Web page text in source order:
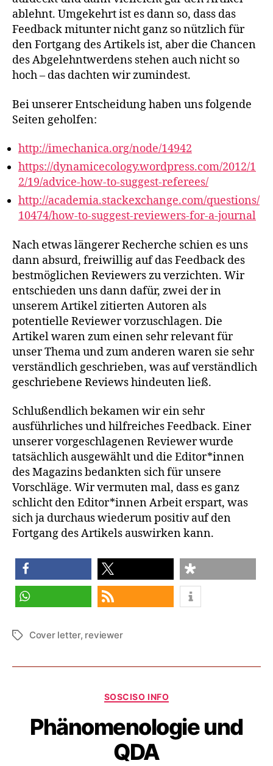
ablehnt. Umgekehrt ist es dann so, dass das
Feedback mitunter nicht ganz so nützlich für
den Fortgang des Artikels ist, aber die Chancen
des Abgelehntwerdens stehen auch nicht so
hoch – das dachten wir zumindest.
Bei unserer Entscheidung haben uns folgende
Seiten geholfen:
http://imechanica.org/node/14942
https://dynamicecology.wordpress.com/2012/1
2/19/advice-how-to-suggest-referees/
http://academia.stackexchange.com/questions/
10474/how-to-suggest-reviewers-for-a-journal
Nach etwas längerer Recherche schien es uns
dann absurd, freiwillig auf das Feedback des
bestmöglichen Reviewers zu verzichten. Wir
entschieden uns dann dafür, zwei der in
unserem Artikel zitierten Autoren als
potentielle Reviewer vorzuschlagen. Die
Artikel waren zum einen sehr relevant für
unser Thema und zum anderen waren sie sehr
verständlich geschrieben, was auf verständlich
geschriebene Reviews hindeuten ließ.
Schlußendlich bekamen wir ein sehr
ausführliches und hilfreiches Feedback. Einer
unserer vorgeschlagenen Reviewer wurde
tatsächlich ausgewählt und die Editor*innen
des Magazins bedankten sich für unsere
Vorschläge. Wir vermuten mal, dass es ganz
schlicht den Editor*innen Arbeit erspart, was
sich ja durchaus wiederum positiv auf den
Fortgang des Artikels auswirken kann.
teilen teilen teilen
Schlagwörter
Cover letter, reviewer
Kategorien
SOSCISO INFO
Phänomenologie und
QDA